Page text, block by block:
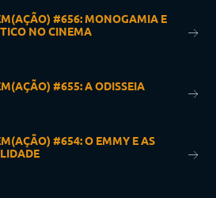
#656: MONOGAMIA E
NO CINEMA
#655: A ODISSEIA
#654: O EMMY E AS